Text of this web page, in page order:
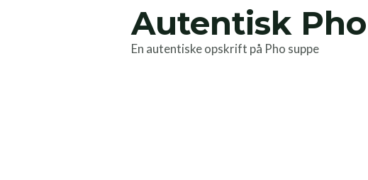
Autentisk
En autentiske opskrift på Pho suppe